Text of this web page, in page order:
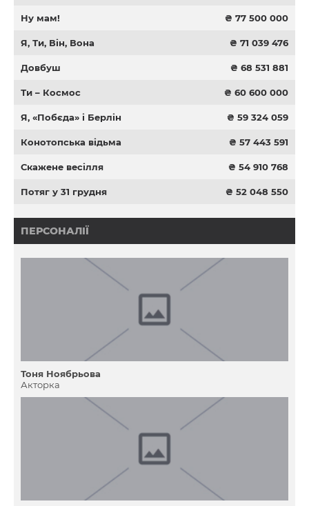
Ну мам! ₴ 77 500 000
Я, Ти, Він, Вона ₴ 71 039 476
Довбуш ₴ 68 531 881
Ти – Космос ₴ 60 600 000
Я, «Побєда» і Берлін ₴ 59 324 059
Конотопська відьма ₴ 57 443 591
Скажене весілля ₴ 54 910 768
Потяг у 31 грудня ₴ 52 048 550
ПЕРСОНАЛІЇ
Тоня Ноябрьова
Акторка